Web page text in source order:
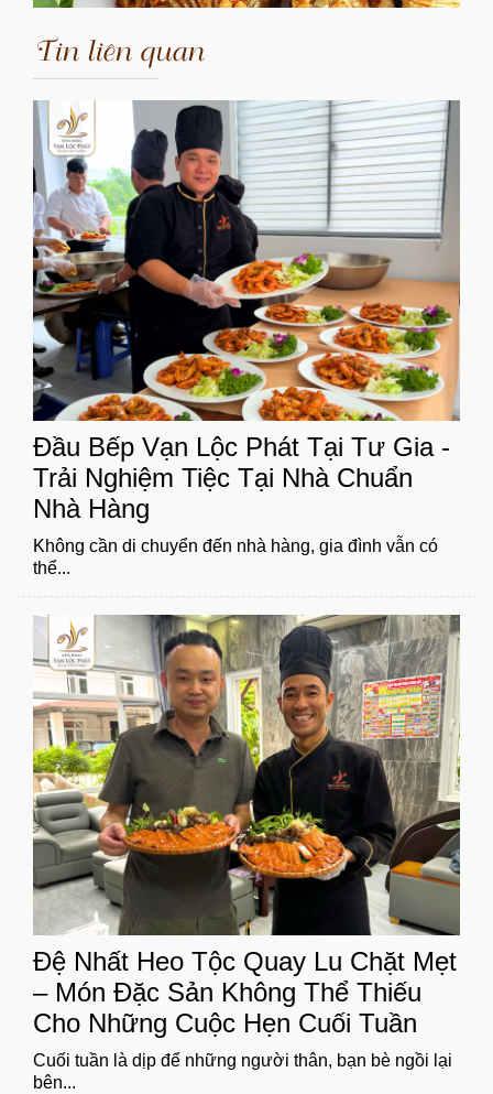
Tin liên quan
Đầu Bếp Vạn Lộc Phát Tại Tư Gia -
Trải Nghiệm Tiệc Tại Nhà Chuẩn
Nhà Hàng
Không cần di chuyển đến nhà hàng, gia đình vẫn có
thể...
Đệ Nhất Heo Tộc Quay Lu Chặt Mẹt
– Món Đặc Sản Không Thể Thiếu
Cho Những Cuộc Hẹn Cuối Tuần
Cuối tuần là dịp để những người thân, bạn bè ngồi lại
bên...